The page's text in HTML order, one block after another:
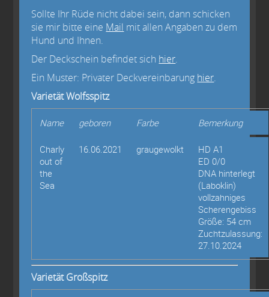
Sollte Ihr Rüde nicht dabei sein, dann schicken
sie mir bitte eine Mail mit allen Angaben zu dem
Hund und Ihnen.
Der Deckschein befindet sich hier.
Ein Muster: Privater Deckvereinbarung hier.
Varietät Wolfsspitz
Name geboren Farbe Bemerkung
Charly
out of
the
Sea
16.06.2021 graugewolkt
HD A1
ED 0/0
DNA hinterlegt
(Laboklin)
vollzahniges
Scherengebiss
Größe: 54 cm
Zuchtzulassung:
27.10.2024
Varietät Großspitz